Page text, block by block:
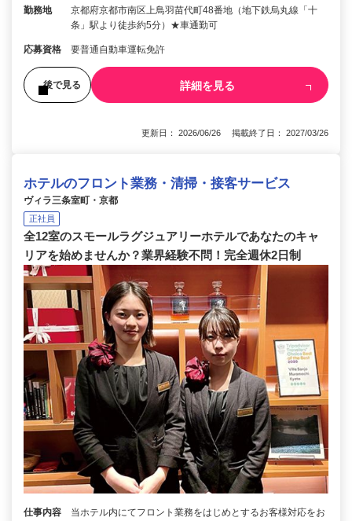
勤務地
京都府京都市南区上鳥羽苗代町48番地（地下鉄烏丸線「十
条」駅より徒歩約5分）★車通勤可
応募資格 要普通自動車運転免許
後で見る 詳細を見る
更新日： 2026/06/26 掲載終了日： 2027/03/26
ホテルのフロント業務・清掃・接客サービス
ヴィラ三条室町・京都
正社員
全12室のスモールラグジュアリーホテルであなたのキャ
リアを始めませんか？業界経験不問！完全週休2日制
仕事内容
当ホテル内にてフロント業務をはじめとするお客様対応をお